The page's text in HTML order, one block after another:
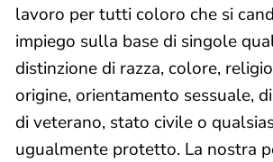
lavoro per tutti coloro che si
impiego sulla base di singole
distinzione di razza, colore,
origine, orientamento sessuale,
di veterano, stato civile o
ugualmente protetto. La nostra